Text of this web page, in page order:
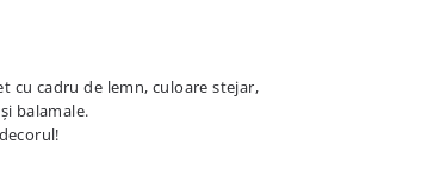
cu cadru de lemn, culoare stejar,
balamale.